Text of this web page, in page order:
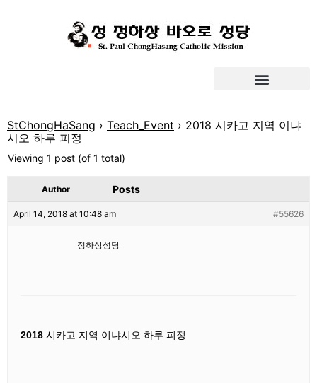
StChongHaSang › Teach_Event › 2018 시카고 지역 이냐
시오 하루 피정
Viewing 1 post (of 1 total)
Author Posts
April 14, 2018 at 10:48 am #55626
정하상성당
2018 시카고 지역 이냐시오 하루 피정